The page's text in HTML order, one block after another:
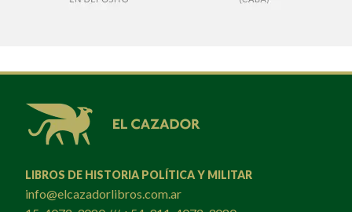
LIBROS DE HISTORIA POLÍTICA Y MILITAR
info@elcazadorlibros.com.ar